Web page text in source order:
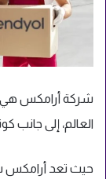
شركة أرامكس هي
العالم، إلى جانب
حيث تعد أرامكس